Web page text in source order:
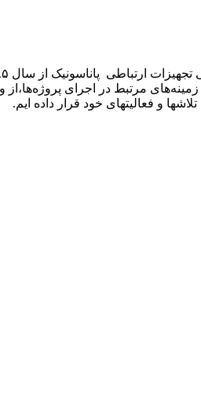
مرتبط در اجرای
و فعالیتهای خود قرار داده ایم.